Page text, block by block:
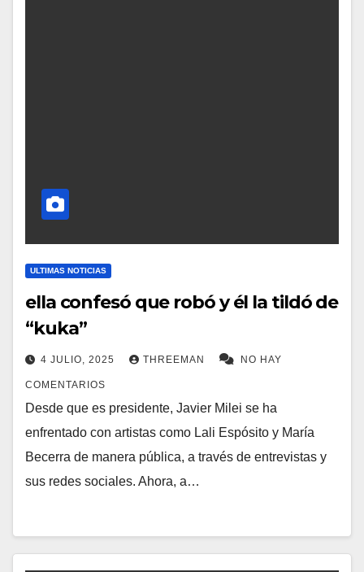
ULTIMAS NOTICIAS
ella confesó que robó y él la tildó de
“kuka”
4 JULIO, 2025 THREEMAN NO HAY
COMENTARIOS
Desde que es presidente, Javier Milei se ha
enfrentado con artistas como Lali Espósito y María
Becerra de manera pública, a través de entrevistas y
sus redes sociales. Ahora, a…